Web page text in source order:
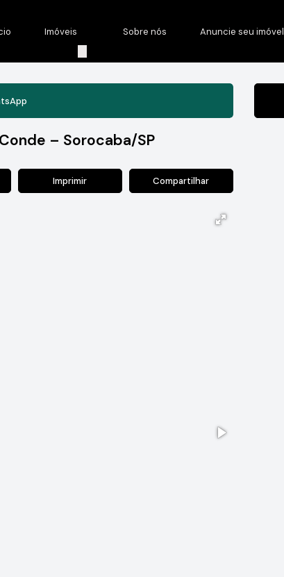
Anuncie seu imóvel
Sobre nós
Imóveis
– Sorocaba/SP
Imprimir Compartilhar